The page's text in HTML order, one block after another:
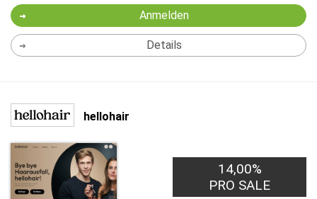
Anmelden
Details
hellohair
14,00%
PRO SALE